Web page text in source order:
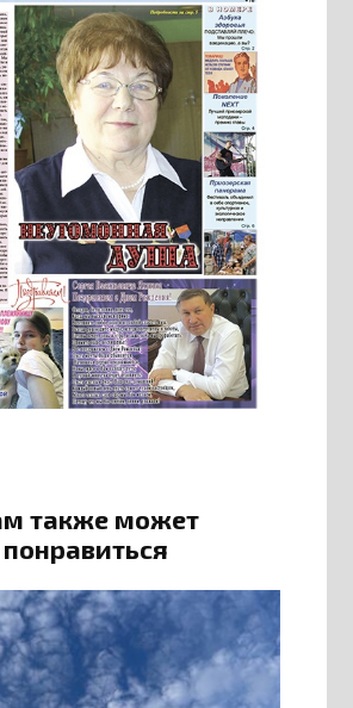
также может
понравиться